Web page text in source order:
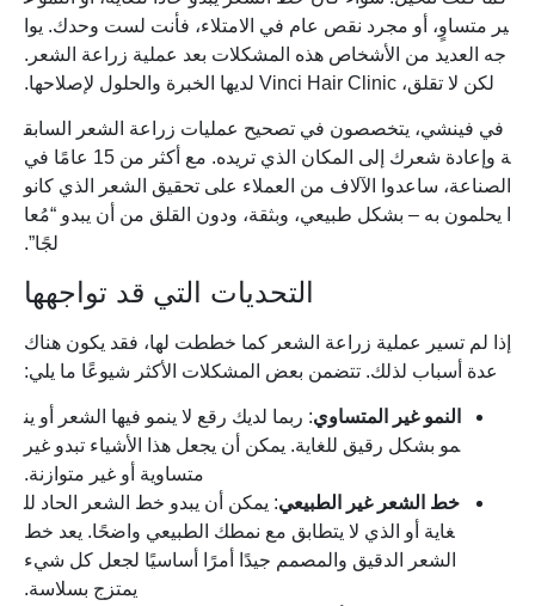
ير متساوٍ، أو مجرد نقص عام في الامتلاء، فأنت لست وحدك. يوا
جه العديد من الأشخاص هذه المشكلات بعد عملية زراعة الشعر.
لكن لا تقلق، Vinci Hair Clinic لديها الخبرة والحلول لإصلاحها.
في فينشي، يتخصصون في تصحيح عمليات زراعة الشعر السابق
ة وإعادة شعرك إلى المكان الذي تريده. مع أكثر من 15 عامًا في
الصناعة، ساعدوا الآلاف من العملاء على تحقيق الشعر الذي كانو
ا يحلمون به – بشكل طبيعي، وبثقة، ودون القلق من أن يبدو “مُعا
لجًا”.
التحديات التي قد تواجهها
إذا لم تسير عملية زراعة الشعر كما خططت لها، فقد يكون هناك
عدة أسباب لذلك. تتضمن بعض المشكلات الأكثر شيوعًا ما يلي:
النمو غير المتساوي: ربما لديك رقع لا ينمو فيها الشعر أو ين
مو بشكل رقيق للغاية. يمكن أن يجعل هذا الأشياء تبدو غير
متساوية أو غير متوازنة.
خط الشعر غير الطبيعي: يمكن أن يبدو خط الشعر الحاد لل
غاية أو الذي لا يتطابق مع نمطك الطبيعي واضحًا. يعد خط
الشعر الدقيق والمصمم جيدًا أمرًا أساسيًا لجعل كل شيء
يمتزج بسلاسة.